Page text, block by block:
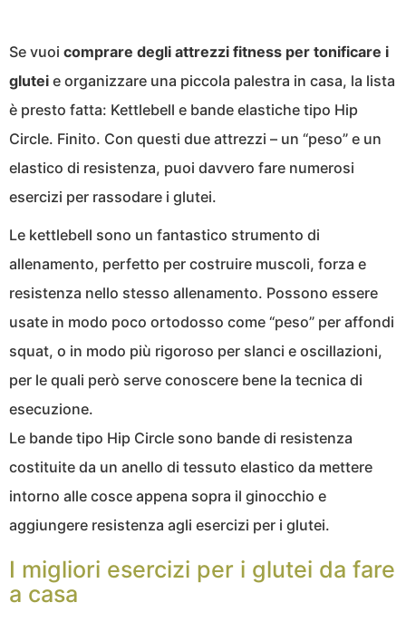
Se vuoi comprare degli attrezzi fitness per tonificare i
glutei e organizzare una piccola palestra in casa, la lista
è presto fatta: Kettlebell e bande elastiche tipo Hip
Circle. Finito. Con questi due attrezzi – un “peso” e un
elastico di resistenza, puoi davvero fare numerosi
esercizi per rassodare i glutei.
Le kettlebell sono un fantastico strumento di
allenamento, perfetto per costruire muscoli, forza e
resistenza nello stesso allenamento. Possono essere
usate in modo poco ortodosso come “peso” per affondi
squat, o in modo più rigoroso per slanci e oscillazioni,
per le quali però serve conoscere bene la tecnica di
esecuzione.
Le bande tipo Hip Circle sono bande di resistenza
costituite da un anello di tessuto elastico da mettere
intorno alle cosce appena sopra il ginocchio e
aggiungere resistenza agli esercizi per i glutei.
I migliori esercizi per i glutei da fare
a casa